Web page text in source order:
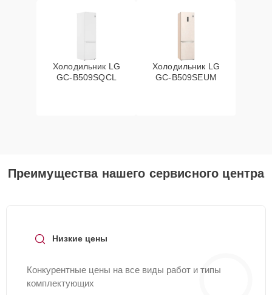
Холодильник LG
GC-B509SQCL
Холодильник LG
GC-B509SEUM
Преимущества нашего сервисного центра
Низкие цены
Конкурентные цены на все виды работ и типы
комплектующих